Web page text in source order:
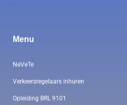
Menu
NeVeTe
Verkeersregelaars inhuren
Opleiding BRL 9101